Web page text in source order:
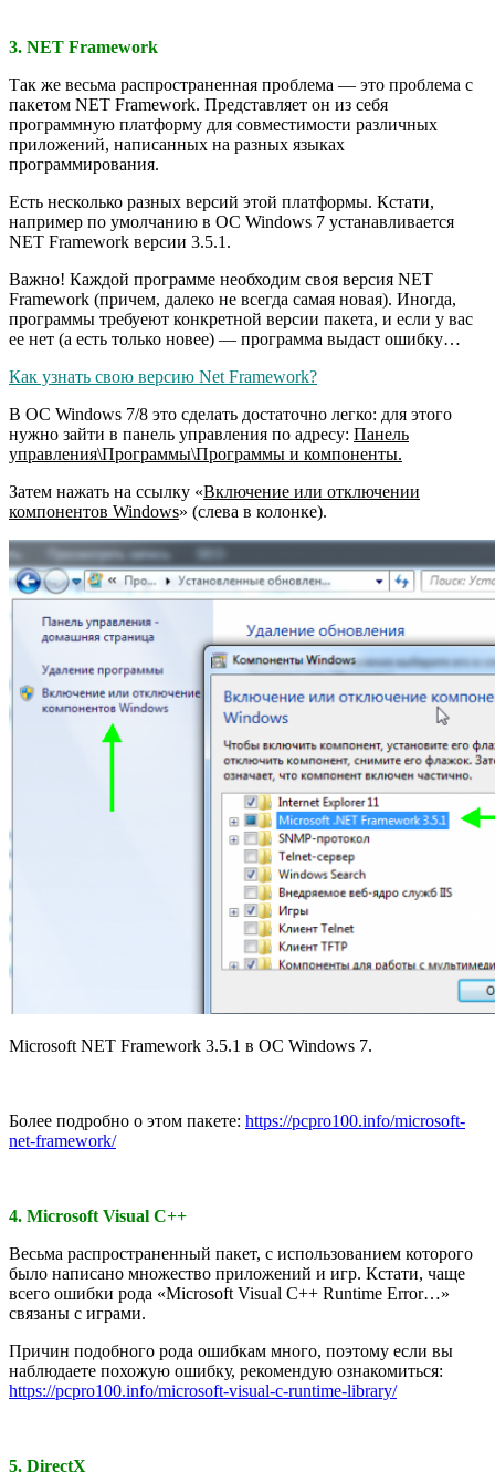
3. NET Framework
Так же весьма распространенная проблема — это проблема с
пакетом NET Framework. Представляет он из себя
программную платформу для совместимости различных
приложений, написанных на разных языках
программирования.
Есть несколько разных версий этой платформы. Кстати,
например по умолчанию в ОС Windows 7 устанавливается
NET Framework версии 3.5.1.
Важно! Каждой программе необходим своя версия NET
Framework (причем, далеко не всегда самая новая). Иногда,
программы требуеют конкретной версии пакета, и если у вас
ее нет (а есть только новее) — программа выдаст ошибку…
Как узнать свою версию Net Framework?
В ОС Windows 7/8 это сделать достаточно легко: для этого
нужно зайти в панель управления по адресу: Панель
управления\Программы\Программы и компоненты.
Затем нажать на ссылку «Включение или отключении
компонентов Windows» (слева в колонке).
Microsoft NET Framework 3.5.1 в ОС Windows 7.
Более подробно о этом пакете: https://pcpro100.info/microsoft-
net-framework/
4. Microsoft Visual C++
Весьма распространенный пакет, с использованием которого
было написано множество приложений и игр. Кстати, чаще
всего ошибки рода «Microsoft Visual C++ Runtime Error…»
связаны с играми.
Причин подобного рода ошибкам много, поэтому если вы
наблюдаете похожую ошибку, рекомендую ознакомиться:
https://pcpro100.info/microsoft-visual-c-runtime-library/
5. DirectX